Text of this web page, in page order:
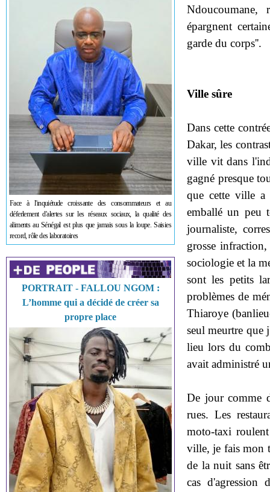
Face à l'inquiétude croissante des consommateurs et au
déferlement d'alertes sur les réseaux sociaux, la qualité des
aliments au Sénégal est plus que jamais sous la loupe. Saisies
record, rôle des laboratoires
PORTRAIT - FALLOU NGOM :
L’homme qui a décidé de créer sa
propre place
Ndoucoumane,
épargnent
garde du corps''.
Ville sûre
Dans cette
Dakar, les
ville vit dans
gagné presque
que cette ville a
emballé un peu
journaliste,
grosse
sociologie et la
sont les petits
problèmes de
Thiaroye
seul meurtre que
lieu lors du
avait administré
De jour comme
rues. Les
moto-taxi
ville, je fais mon
de la nuit sans
cas